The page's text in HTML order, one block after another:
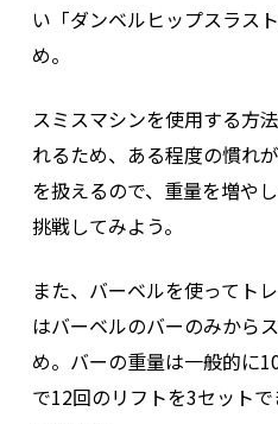
い「ダンベルヒップスラス
め。
スミスマシンを使用する方
れるため、ある程度の慣れ
を扱えるので、重量を増や
挑戦してみよう。
また、バーベルを使ってト
はバーベルのバーのみから
め。バーの重量は一般的に
で12回のリフトを3セット